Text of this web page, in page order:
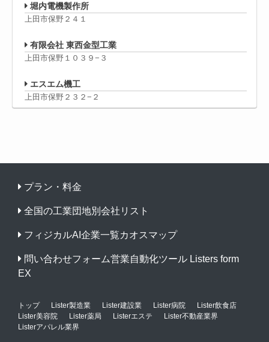
堀内電機製作所
上田市保野２４１
有限会社 東西金型工業
上田市保野１０３９−３
エスエム機工
上田市保野２３２−２
プラン・料金
全国の工業団地別会社リスト
フィジカルAI企業一覧カオスマップ
問い合わせフォーム営業自動化ツール Listers form
EX
トップ Lister製造業 Lister建設業 Lister病院
Lister飲食店
Lister美容院
Lister薬局 Listerエステ
Lister不動産業界
Listerアパレル業界